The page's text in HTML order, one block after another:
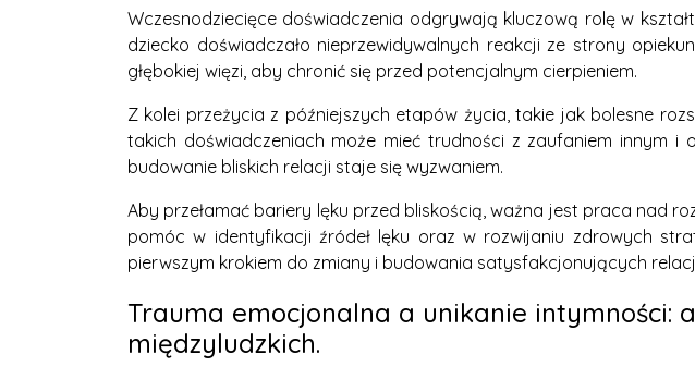
Wczesnodziecięce doświadczenia odgrywają kluczową rolę w
dziecko doświadczało nieprzewidywalnych reakcji ze strony
głębokiej więzi, aby chronić się przed potencjalnym cierpieniem.
Z kolei przeżycia z późniejszych etapów życia, takie jak bolesne
takich doświadczeniach może mieć trudności z zaufaniem innym
budowanie bliskich relacji staje się wyzwaniem.
Aby przełamać bariery lęku przed bliskością, ważna jest praca nad
pomóc w identyfikacji źródeł lęku oraz w rozwijaniu zdrowych
pierwszym krokiem do zmiany i budowania satysfakcjonujących
Trauma emocjonalna a unikanie intymności:
międzyludzkich.